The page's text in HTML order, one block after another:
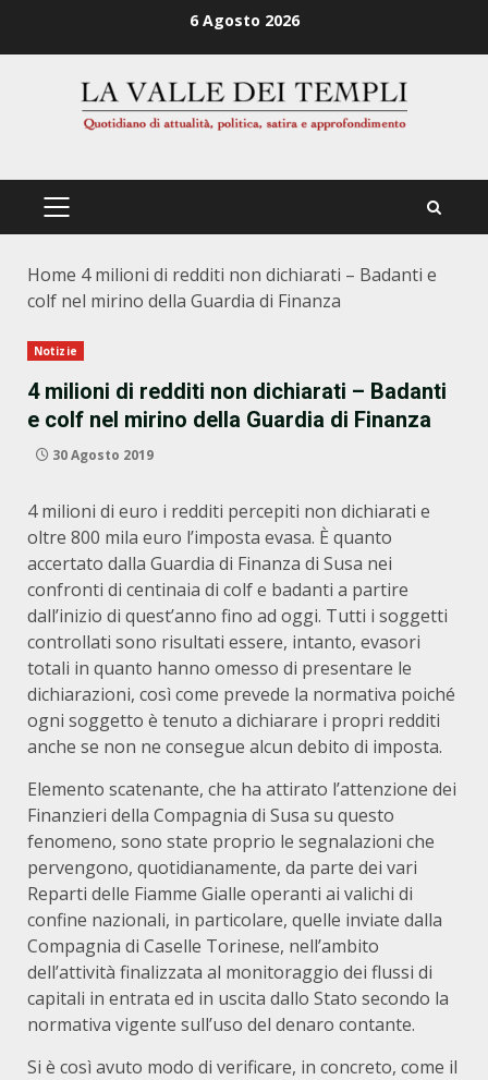
6 Agosto 2026
PRIMÄRES
Home 4 milioni di redditi non dichiarati – Badanti e
colf nel mirino della Guardia di Finanza
Notizie
4 milioni di redditi non dichiarati – Badanti
e colf nel mirino della Guardia di Finanza
30 Agosto 2019
4 milioni di euro i redditi percepiti non dichiarati e
oltre 800 mila euro l’imposta evasa. È quanto
accertato dalla Guardia di Finanza di Susa nei
confronti di centinaia di colf e badanti a partire
dall’inizio di quest’anno fino ad oggi. Tutti i soggetti
controllati sono risultati essere, intanto, evasori
totali in quanto hanno omesso di presentare le
dichiarazioni, così come prevede la normativa poiché
ogni soggetto è tenuto a dichiarare i propri redditi
anche se non ne consegue alcun debito di imposta.
Elemento scatenante, che ha attirato l’attenzione dei
Finanzieri della Compagnia di Susa su questo
fenomeno, sono state proprio le segnalazioni che
pervengono, quotidianamente, da parte dei vari
Reparti delle Fiamme Gialle operanti ai valichi di
confine nazionali, in particolare, quelle inviate dalla
Compagnia di Caselle Torinese, nell’ambito
dell’attività finalizzata al monitoraggio dei flussi di
capitali in entrata ed in uscita dallo Stato secondo la
normativa vigente sull’uso del denaro contante.
Si è così avuto modo di verificare, in concreto, come il